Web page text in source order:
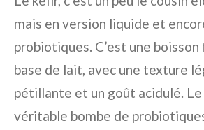
mais en version liquide et
probiotiques. C’est une
base de lait, avec une texture
pétillante et un goût acidulé.
véritable bombe de